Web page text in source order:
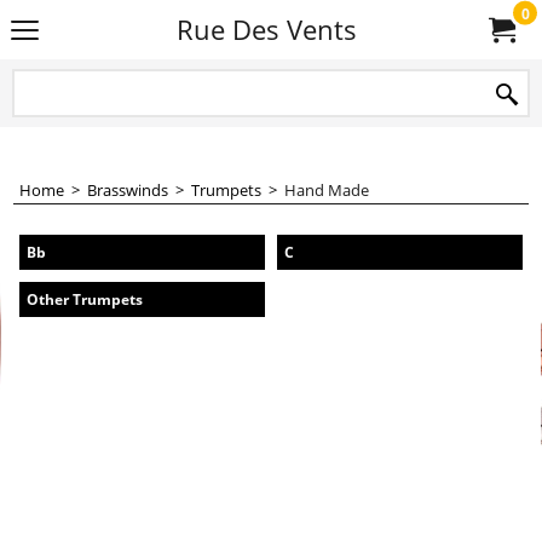
Rue Des Vents 0
Home > Brasswinds > Trumpets > Hand Made
Bb C
Other Trumpets